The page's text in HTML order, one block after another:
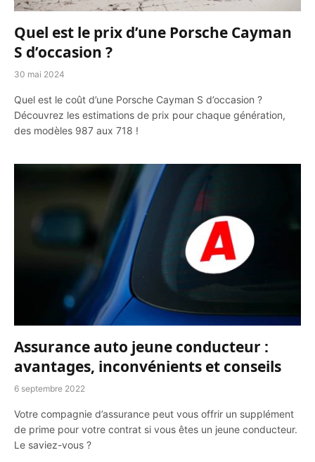
Quel est le prix d’une Porsche Cayman
S d’occasion ?
30 mai 2024
Quel est le coût d’une Porsche Cayman S d’occasion ?
Découvrez les estimations de prix pour chaque génération,
des modèles 987 aux 718 !
Assurance auto jeune conducteur :
avantages, inconvénients et conseils
6 septembre 2022
Votre compagnie d’assurance peut vous offrir un supplément
de prime pour votre contrat si vous êtes un jeune conducteur.
Le saviez-vous ?